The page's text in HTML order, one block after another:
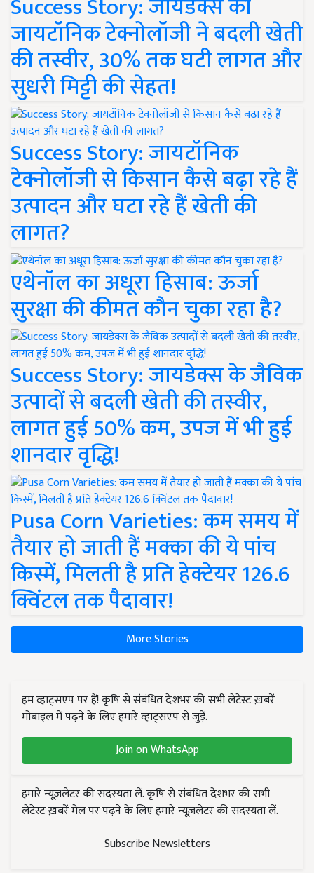
Success Story: जायडेक्स की
जायटॉनिक टेक्नोलॉजी ने बदली खेती
की तस्वीर, 30% तक घटी लागत और
सुधरी मिट्टी की सेहत!
Success Story: जायटॉनिक
टेक्नोलॉजी से किसान कैसे बढ़ा रहे हैं
उत्पादन और घटा रहे हैं खेती की
लागत?
एथेनॉल का अधूरा हिसाब: ऊर्जा
सुरक्षा की कीमत कौन चुका रहा है?
Success Story: जायडेक्स के जैविक
उत्पादों से बदली खेती की तस्वीर,
लागत हुई 50% कम, उपज में भी हुई
शानदार वृद्धि!
Pusa Corn Varieties: कम समय में
तैयार हो जाती हैं मक्का की ये पांच
किस्में, मिलती है प्रति हेक्टेयर 126.6
क्विंटल तक पैदावार!
More Stories
हम व्हाट्सएप पर हैं! कृषि से संबंधित देशभर की सभी लेटेस्ट ख़बरें
मोबाइल में पढ़ने के लिए हमारे व्हाट्सएप से जुड़ें.
Join on WhatsApp
हमारे न्यूज़लेटर की सदस्यता लें. कृषि से संबंधित देशभर की सभी
लेटेस्ट ख़बरें मेल पर पढ़ने के लिए हमारे न्यूज़लेटर की सदस्यता लें.
Subscribe Newsletters